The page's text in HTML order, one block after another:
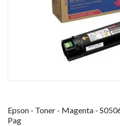
Epson - Toner - Magenta -
Pag